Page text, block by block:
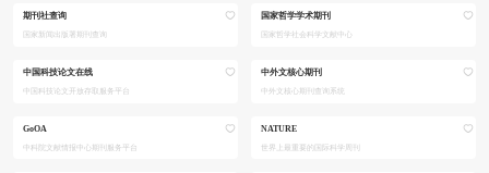
期刊社查询
国家新闻出版署期刊查询
国家哲学学术期刊
国家哲学社会科学文献中心
中国科技论文在线
中国科技论文开放存取服务平台
中外文核心期刊
中外文核心期刊查询系统
GoOA
中科院文献情报中心期刊服务平台
NATURE
世界上最重要的国际科学周刊